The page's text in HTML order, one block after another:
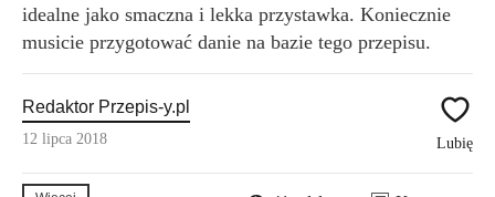
idealne jako smaczna i lekka przystawka. Koniecznie
musicie przygotować danie na bazie tego przepisu.
Redaktor Przepis-y.pl
12 lipca 2018 Lubię